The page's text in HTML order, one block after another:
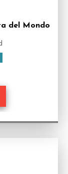
del Mondo